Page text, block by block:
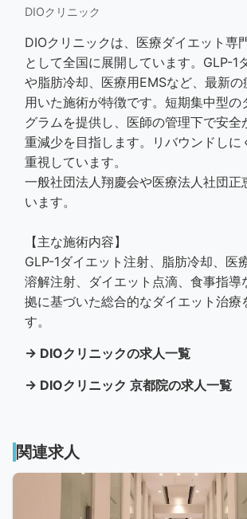
DIOクリニック
DIOクリニックは、医療ダイエット専
として全国に展開しています。GLP-1
や脂肪冷却、医療用EMSなど、最新
用いた施術が特徴です。短期集中型の
グラムを提供し、医師の管理下で安全
重減少を目指します。リバウンドしに
重視しています。
一般社団法人翔慶会や医療法人社団正
います。
【主な施術内容】
GLP-1ダイエット注射、脂肪冷却、医
溶解注射、ダイエット点滴、食事指導
拠に基づいた総合的なダイエット治療
す。
→ DIOクリニックの求人一覧
→ DIOクリニック 京都院の求人一覧
関連求人